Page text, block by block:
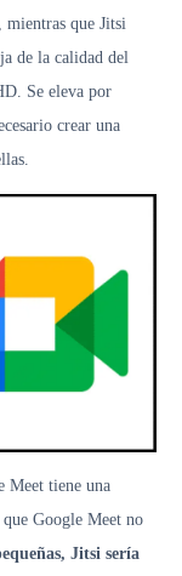
que Jitsi
de la calidad del
Se eleva por
crear una
Meet tiene una
Google Meet no
Jitsi sería